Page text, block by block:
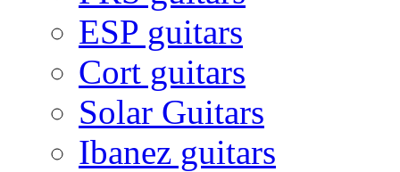
ESP guitars
Cort guitars
Solar Guitars
Ibanez guitars